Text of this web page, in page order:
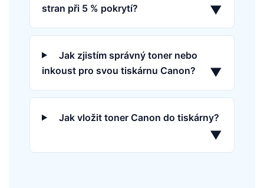
stran při 5 % pokrytí?
▼
Jak zjistím správný toner nebo
inkoust pro svou tiskárnu Canon?
▼
Jak vložit toner Canon do tiskárny?
▼